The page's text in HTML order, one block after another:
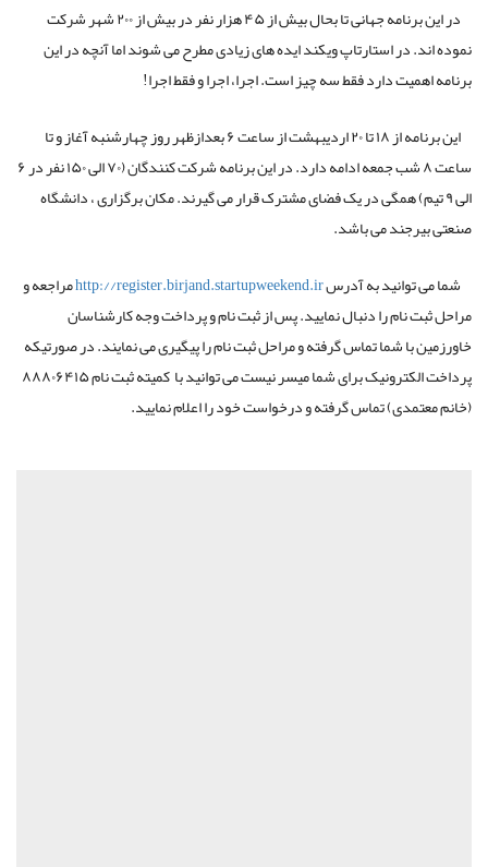
در این برنامه جهانی تا بحال بیش از ۴۵ هزار نفر در بیش از ۲۰۰ شهر شرکت
نموده اند. در استارتاپ ویکند ایده های زیادی مطرح می شوند اما آنچه در این
برنامه اهمیت دارد فقط سه چیز است. اجرا، اجرا و فقط اجرا!
این برنامه از ۱۸ تا ۲۰ اردیبهشت از ساعت ۶ بعدازظهر روز چهارشنبه آغاز و تا
ساعت ۸ شب جمعه ادامه دارد. در این برنامه شرکت کنندگان (۷۰ الی ۱۵۰ نفر در ۶
الی ۹ تیم) همگی در یک فضای مشترک قرار می گیرند. مکان برگزاری ، دانشگاه
صنعتی بیرجند می باشد.
شما می توانید به آدرسhttp://register.birjand.startupweekend.irمراجعه و
مراحل ثبت نام را دنبال نمایید. پس از ثبت نام و پرداخت وجه کارشناسان
خاورزمین با شما تماس گرفته و مراحل ثبت نام را پیگیری می نمایند. در صورتیکه
پرداخت الکترونیک برای شما میسر نیست می توانید با کمیته ثبت نام ۸۸۸۰۶۴۱۵
(خانم معتمدی) تماس گرفته و درخواست خود را اعلام نمایید.